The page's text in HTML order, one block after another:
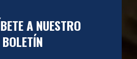
A NUESTRO
BOLETÍN